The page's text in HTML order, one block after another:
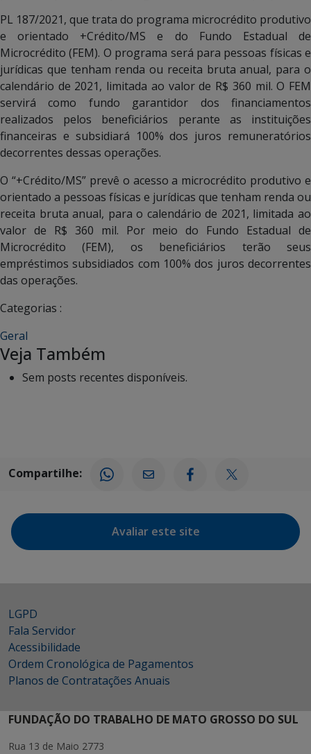
PL 187/2021, que trata do programa microcrédito produtivo
e orientado +Crédito/MS e do Fundo Estadual de
Microcrédito (FEM). O programa será para pessoas físicas e
jurídicas que tenham renda ou receita bruta anual, para o
calendário de 2021, limitada ao valor de R$ 360 mil. O FEM
servirá como fundo garantidor dos financiamentos
realizados pelos beneficiários perante as instituições
financeiras e subsidiará 100% dos juros remuneratórios
decorrentes dessas operações.
O “+Crédito/MS” prevê o acesso a microcrédito produtivo e
orientado a pessoas físicas e jurídicas que tenham renda ou
receita bruta anual, para o calendário de 2021, limitada ao
valor de R$ 360 mil. Por meio do Fundo Estadual de
Microcrédito (FEM), os beneficiários terão seus
empréstimos subsidiados com 100% dos juros decorrentes
das operações.
Categorias :
Geral
Veja Também
Sem posts recentes disponíveis.
Compartilhe:
Avaliar este site
LGPD
Fala Servidor
Acessibilidade
Ordem Cronológica de Pagamentos
Planos de Contratações Anuais
FUNDAÇÃO DO TRABALHO DE MATO GROSSO DO SUL
Rua 13 de Maio 2773